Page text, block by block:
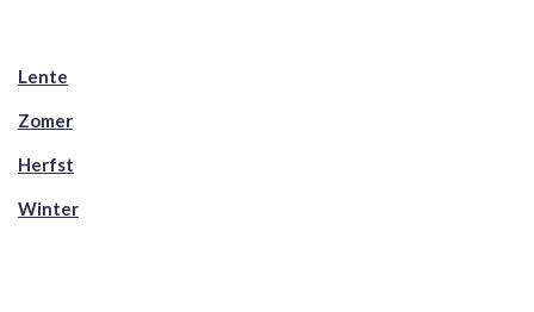
Lente
Zomer
Herfst
Winter